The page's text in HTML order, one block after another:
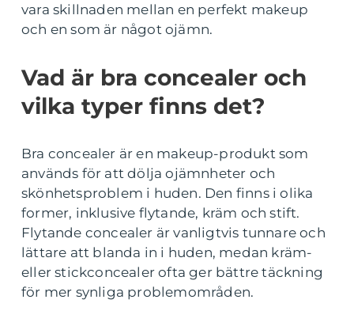
vara skillnaden mellan en perfekt makeup
och en som är något ojämn.
Vad är bra concealer och
vilka typer finns det?
Bra concealer är en makeup-produkt som
används för att dölja ojämnheter och
skönhetsproblem i huden. Den finns i olika
former, inklusive flytande, kräm och stift.
Flytande concealer är vanligtvis tunnare och
lättare att blanda in i huden, medan kräm-
eller stickconcealer ofta ger bättre täckning
för mer synliga problemområden.